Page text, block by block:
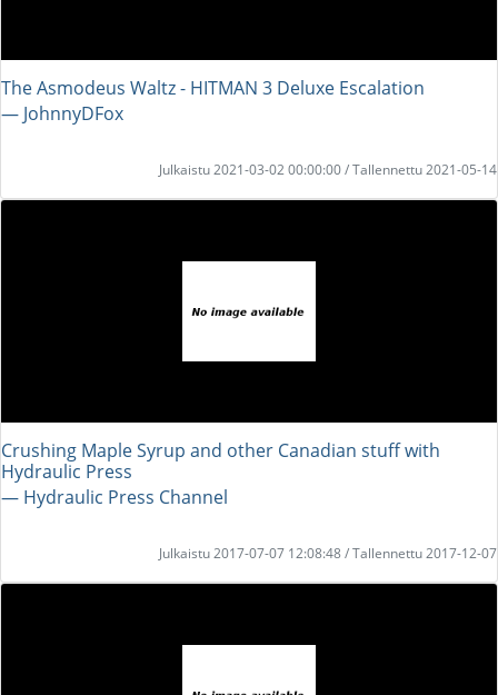
The Asmodeus Waltz - HITMAN 3 Deluxe Escalation
― JohnnyDFox
Julkaistu 2021-03-02 00:00:00 / Tallennettu 2021-05-14
Crushing Maple Syrup and other Canadian stuff with
Hydraulic Press
― Hydraulic Press Channel
Julkaistu 2017-07-07 12:08:48 / Tallennettu 2017-12-07